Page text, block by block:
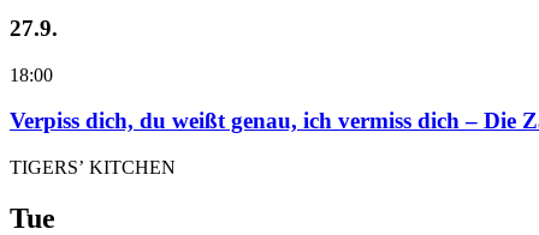
27.9.
18:00
Verpiss dich, du weißt genau, ich vermiss dich – Die
TIGERS’ KITCHEN
Tue